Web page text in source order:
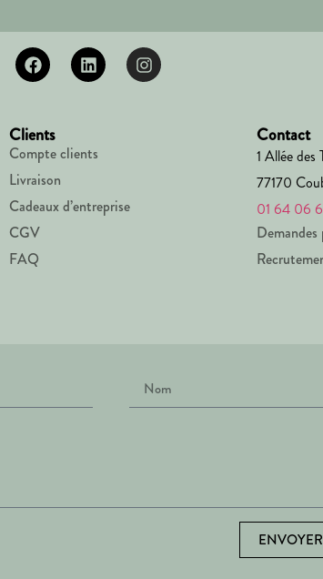
Clients
Compte clients
Livraison
Cadeaux d’entreprise
CGV
FAQ
Contact
1 Allée des
77170
01 64 06
Demandes
ENVOYER